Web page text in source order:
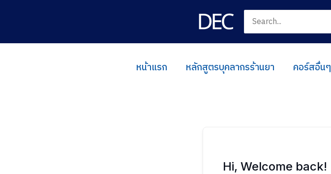
for:
หน้าแรก หลักสูตรบุคลากรร้านยา คอร์สอื่นๆ
Hi, Welcome back!